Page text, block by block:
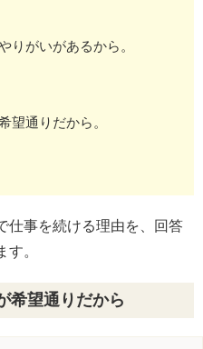
りがいがあるから。
望通りだから。
仕事を続ける理由を、回答
。
希望通りだから